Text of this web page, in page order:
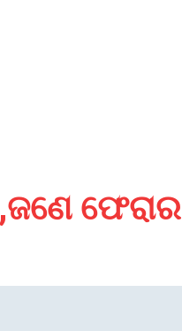
ଫେରାର